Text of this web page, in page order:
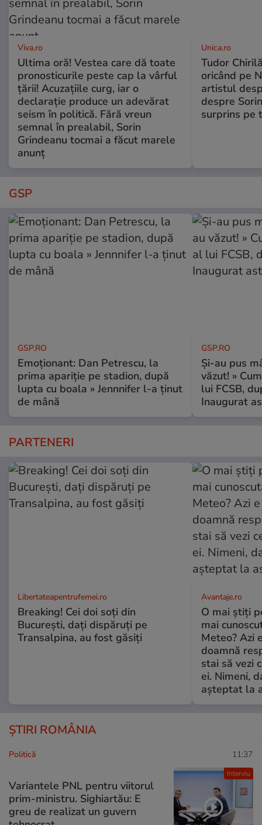
Viva.ro
Ultima oră! Vestea care dă toate
pronosticurile peste cap la vârful
țării! Acuzațiile curg, iar o
declarație produce un adevărat
seism în politică. Fără vreun
semnal în prealabil, Sorin
Grindeanu tocmai a făcut marele
anunț
Unica.ro
Tudor
oricând pe
artistul
despre
surprins pe
GSP
GSP.RO
Emoționant: Dan Petrescu, la
prima apariție pe stadion, după
lupta cu boala » Jennnifer l-a ținut
de mână
GSP.RO
Și-au pus
văzut! »
lui FCSB,
Inaugurat
PARTENERI
Libertateapentrufemei.ro
Breaking! Cei doi soți din
București, dați dispăruți pe
Transalpina, au fost găsiți
Avantaje.ro
O mai știți
mai
Meteo? Azi
doamnă
stai să vezi
ei. Nimeni,
așteptat la
ȘTIRI ROMÂNIA
Interviu
Politică 11:37
Variantele PNL pentru viitorul
prim-ministru. Sighiartău: E
greu de realizat un guvern